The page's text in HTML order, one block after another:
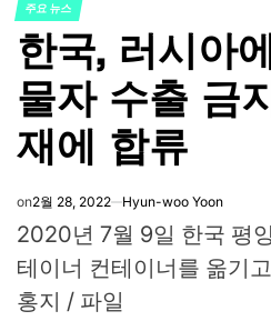
POSTED
IN
주요 뉴스
한국, 러시아
물자 수출 금
재에 합류
on2월 28, 2022 Hyun-woo Yoon
2020년 7월 9일 한국 평
테이너 컨테이너를 옮기
홍지 / 파일